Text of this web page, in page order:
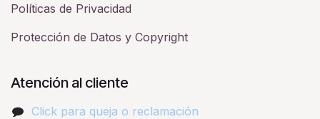
Políticas de Privacidad
Protección de Datos y Copyright
Atención al cliente
Click para queja o reclamación​